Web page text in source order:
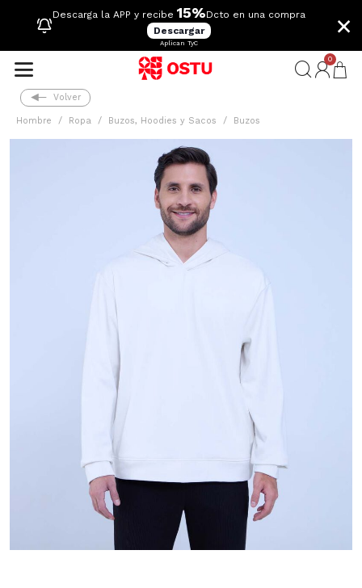
Descarga la APP y recibe 15%Dcto en una compra
Descargar
Aplican TyC
×
0
Volver
Hombre Ropa Buzos, Hoodies y Sacos Buzos